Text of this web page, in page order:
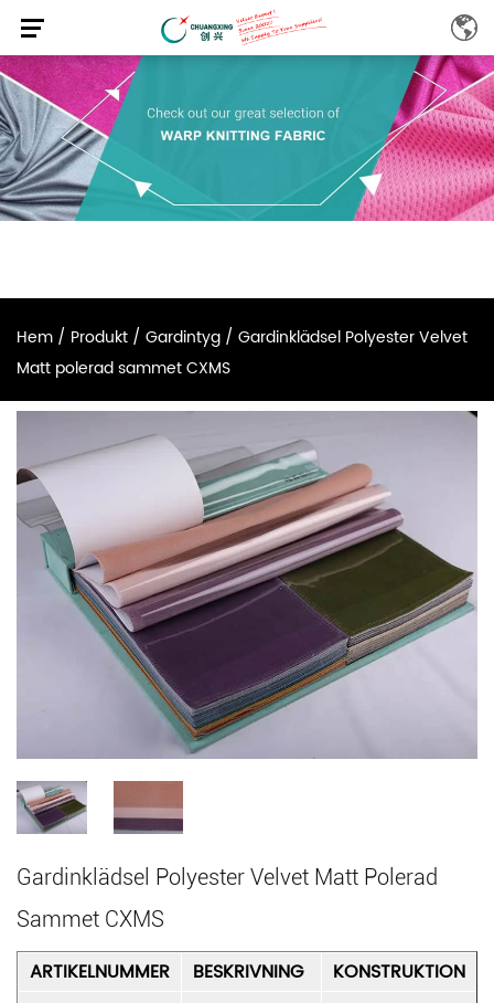
Hem / Produkt / Gardintyg / Gardinklädsel Polyester Velvet
Matt polerad sammet CXMS
Gardinklädsel Polyester Velvet Matt Polerad
Sammet CXMS
ARTIKELNUMMER BESKRIVNING KONSTRUKTION